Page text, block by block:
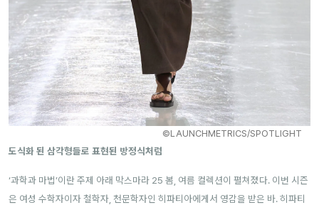
©LAUNCHMETRICS/SPOTLIGHT
도식화 된 삼각형들로 표현된 방정식처럼
‘과학과 마법’이란 주제 아래 막스마라 25 봄, 여름 컬렉션이 펼쳐졌다. 이번 시즌
은 여성 수학자이자 철학자, 천문학자인 히파티아에게서 영감을 받은 바. 히파티